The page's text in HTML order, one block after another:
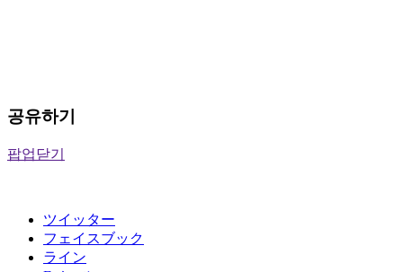
공유하기
팝업닫기
ツイッター
フェイスブック
ライン